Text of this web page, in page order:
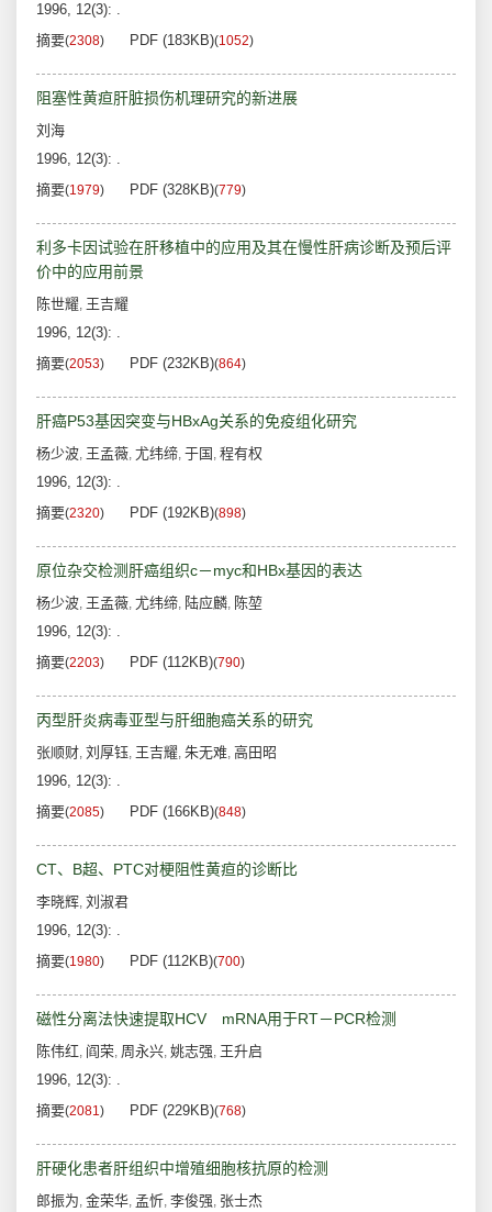
1996, 12(3): .
摘要(2308) PDF (183KB)(1052)
阻塞性黄疸肝脏损伤机理研究的新进展
刘海
1996, 12(3): .
摘要(1979) PDF (328KB)(779)
利多卡因试验在肝移植中的应用及其在慢性肝病诊断及预后评
价中的应用前景
陈世耀, 王吉耀
1996, 12(3): .
摘要(2053) PDF (232KB)(864)
肝癌P53基因突变与HBxAg关系的免疫组化研究
杨少波, 王孟薇, 尤纬缔, 于国 , 程有权
1996, 12(3): .
摘要(2320) PDF (192KB)(898)
原位杂交检测肝癌组织c－myc和HBx基因的表达
杨少波, 王孟薇, 尤纬缔, 陆应麟, 陈堃
1996, 12(3): .
摘要(2203) PDF (112KB)(790)
丙型肝炎病毒亚型与肝细胞癌关系的研究
张顺财, 刘厚钰, 王吉耀, 朱无难, 高田昭
1996, 12(3): .
摘要(2085) PDF (166KB)(848)
CT、B超、PTC对梗阻性黄疸的诊断比
李晓辉, 刘淑君
1996, 12(3): .
摘要(1980) PDF (112KB)(700)
磁性分离法快速提取HCV mRNA用于RT－PCR检测
陈伟红, 阎荣, 周永兴, 姚志强, 王升启
1996, 12(3): .
摘要(2081) PDF (229KB)(768)
肝硬化患者肝组织中增殖细胞核抗原的检测
郎振为, 金荣华, 孟忻, 李俊强, 张士杰